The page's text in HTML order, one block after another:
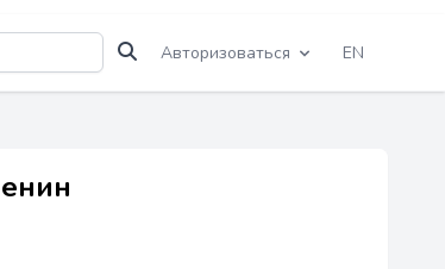
Авторизоваться EN